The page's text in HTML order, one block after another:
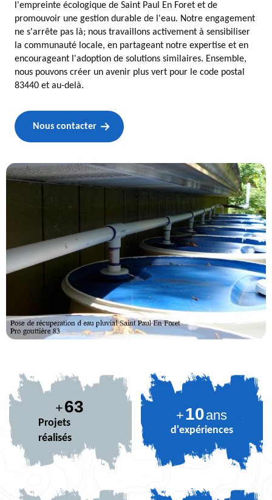
l'empreinte écologique de Saint Paul En Foret et de
promouvoir une gestion durable de l'eau. Notre engagement
ne s'arrête pas là; nous travaillons activement à sensibiliser
la communauté locale, en partageant notre expertise et en
encourageant l'adoption de solutions similaires. Ensemble,
nous pouvons créer un avenir plus vert pour le code postal
83440 et au-delà.
Nous contacter
+76
Projets
réalisés
+10ans
d'expériences